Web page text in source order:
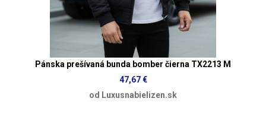
Pánska prešívaná bunda bomber čierna TX2213 M
47,67 €
od Luxusnabielizen.sk